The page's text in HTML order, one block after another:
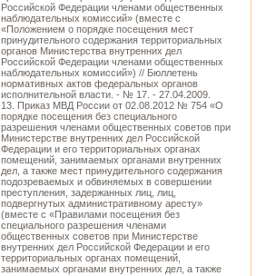
Российской Федерации членами общественных
наблюдательных комиссий» (вместе с
«Положением о порядке посещения мест
принудительного содержания территориальных
органов Министерства внутренних дел
Российской Федерации членами общественных
наблюдательных комиссий») // Бюллетень
нормативных актов федеральных органов
исполнительной власти. - № 17. - 27.04.2009.
13. Приказ МВД России от 02.08.2012 № 754 «О
порядке посещения без специального
разрешения членами общественных советов при
Министерстве внутренних дел Российской
Федерации и его территориальных органах
помещений, занимаемых органами внутренних
дел, а также мест принудительного содержания
подозреваемых и обвиняемых в совершении
преступления, задержанных лиц, лиц,
подвергнутых административному аресту»
(вместе с «Правилами посещения без
специального разрешения членами
общественных советов при Министерстве
внутренних дел Российской Федерации и его
территориальных органах помещений,
занимаемых органами внутренних дел, а также